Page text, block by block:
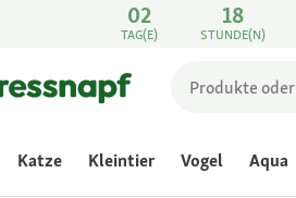
02
TAG(E)
18
STUNDE(N)
Katze Kleintier Vogel Aqua